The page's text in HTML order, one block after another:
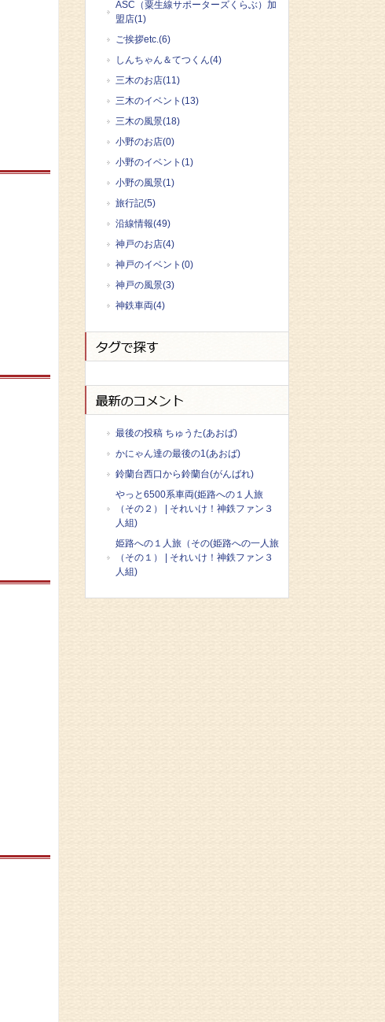
ASC（粟生線サポーターズくらぶ）加
盟店(1)
ご挨拶etc.(6)
しんちゃん＆てつくん(4)
三木のお店(11)
三木のイベント(13)
三木の風景(18)
小野のお店(0)
小野のイベント(1)
小野の風景(1)
旅行記(5)
沿線情報(49)
神戸のお店(4)
神戸のイベント(0)
神戸の風景(3)
神鉄車両(4)
最後の投稿 ちゅうた(あおば)
かにゃん達の最後の1(あおば)
鈴蘭台西口から鈴蘭台(がんばれ)
やっと6500系車両(姫路への１人旅
（その２） | それいけ！神鉄ファン３
人組)
姫路への１人旅（その(姫路への一人旅
（その１） | それいけ！神鉄ファン３
人組)